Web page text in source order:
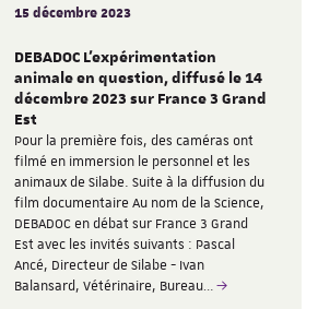
15 décembre 2023
DEBADOC L'expérimentation
animale en question, diffusé le 14
décembre 2023 sur France 3 Grand
Est
Pour la première fois, des caméras ont
filmé en immersion le personnel et les
animaux de Silabe. Suite à la diffusion du
film documentaire Au nom de la Science,
DEBADOC en débat sur France 3 Grand
Est avec les invités suivants : Pascal
Ancé, Directeur de Silabe - Ivan
Balansard, Vétérinaire, Bureau…